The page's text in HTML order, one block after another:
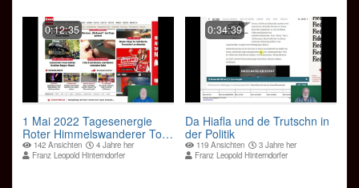
0:12:35
1 Mai 2022 Tagesenergie
Roter Himmelswanderer Ton
10142 Ansichten
4 Jahre her
Franz Leopold Hinterndorfer
0:34:39
Da Hiafla und de Trutschn in
der Politik
119 Ansichten
3 Jahre her
Franz Leopold Hinterndorfer